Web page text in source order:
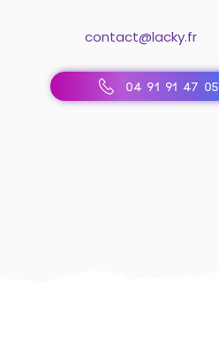
contact@lacky.fr
04 91 91 47 05